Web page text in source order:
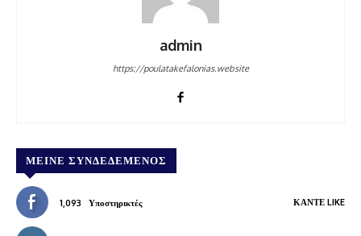
admin
https://poulatakefalonias.website
ΜΕΊΝΕ ΣΥΝΔΕΔΕΜΈΝΟΣ
1,093 Υποστηρικτές ΚΆΝΤΕ LIKE